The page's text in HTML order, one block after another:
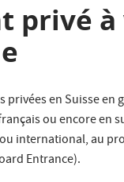
privé
en Suisse en
ou encore en
international, au
Entrance).